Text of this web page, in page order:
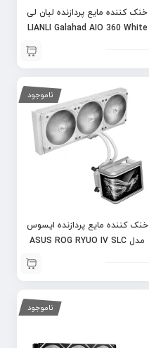
خنک کننده مایع پردازنده لیان لی
LIANLI Galahad AIO 360 White
ناموجود
خنک کننده مایع پردازنده ایسوس
مدل ASUS ROG RYUO IV SLC
ناموجود